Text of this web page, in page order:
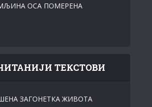
ОСА ПОМЕРЕНА
ТЕКСТОВИ
ЗАГОНЕТКА ЖИВОТА